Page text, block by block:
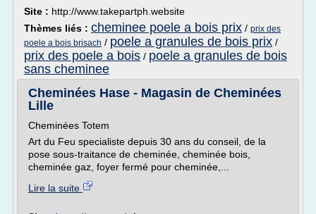
Site : http://www.takepartph.website
Thèmes liés : cheminee poele a bois prix / prix des
poele a bois brisach / poele a granules de bois prix /
prix des poele a bois / poele a granules de bois
sans cheminee
Cheminées Hase - Magasin de Cheminées
Lille
Cheminées Totem
Art du Feu specialiste depuis 30 ans du conseil, de la
pose sous-traitance de cheminée, cheminée bois,
cheminée gaz, foyer fermé pour cheminée,...
Lire la suite